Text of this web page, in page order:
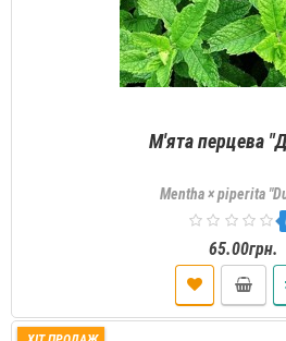
М'ята перцева
Mentha × piperita
65.00грн.